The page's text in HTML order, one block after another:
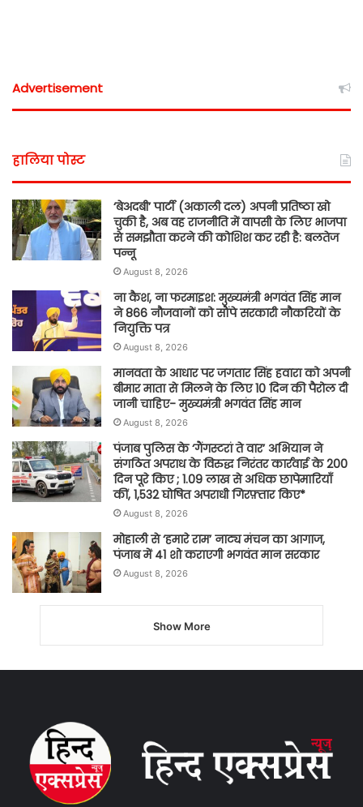
Advertisement
हालिया पोस्ट
‘बेअदबी’ पार्टी (अकाली दल) अपनी प्रतिष्ठा खो
चुकी है, अब वह राजनीति में वापसी के लिए भाजपा
से समझौता करने की कोशिश कर रही है: बलतेज
पन्नू
August 8, 2026
ना कैश, ना फरमाइश: मुख्यमंत्री भगवंत सिंह मान
ने 866 नौजवानों को सौंपे सरकारी नौकरियों के
नियुक्ति पत्र
August 8, 2026
मानवता के आधार पर जगतार सिंह हवारा को अपनी
बीमार माता से मिलने के लिए 10 दिन की पैरोल दी
जानी चाहिए- मुख्यमंत्री भगवंत सिंह मान
August 8, 2026
पंजाब पुलिस के ‘गैंगस्टरां ते वार’ अभियान ने
संगठित अपराध के विरुद्ध निरंतर कार्रवाई के 200
दिन पूरे किए ; 1.09 लाख से अधिक छापेमारियाँ
कीं, 1,532 घोषित अपराधी गिरफ़्तार किए*
August 8, 2026
मोहाली से ‘हमारे राम’ नाट्य मंचन का आगाज,
पंजाब में 41 शो कराएगी भगवंत मान सरकार
August 8, 2026
Show More